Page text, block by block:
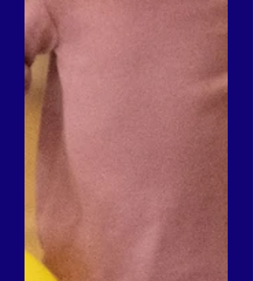
gracia-amb-ainoa-soler/ T'agradaria que
vinguem al vostre centre? Si coneixes un
centre educatiu, escola, o centre cívic, on
t'agradaria que presentem la nostra p